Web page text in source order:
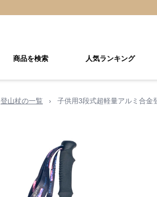
商品を検索 人気ランキング
登山杖の一覧 › 子供用3段式超軽量アルミ合金